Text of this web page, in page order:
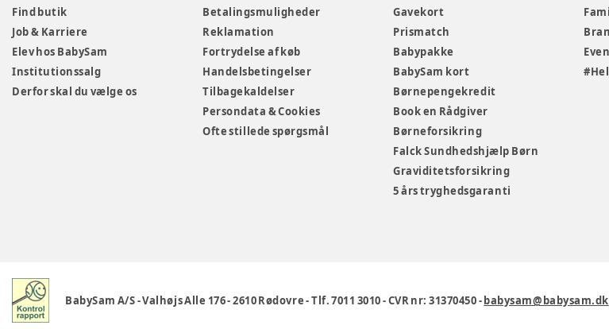
Find butik
Job & Karriere
Elev hos BabySam
Institutionssalg
Derfor skal du vælge os
Betalingsmuligheder
Reklamation
Fortrydelse af køb
Handelsbetingelser
Tilbagekaldelser
Persondata & Cookies
Ofte stillede spørgsmål
Gavekort
Prismatch
Babypakke
BabySam kort
Børnepengekredit
Book en Rådgiver
Børneforsikring
Falck Sundhedshjælp Børn
Graviditetsforsikring
5 års tryghedsgaranti
BabySam A/S-Valhøjs Alle 176-2610 Rødovre-Tlf. 7011 3010-CVR nr: 31370450-babysam@babysam.dk